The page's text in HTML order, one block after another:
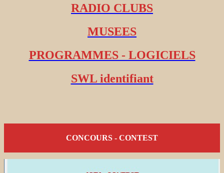
RADIO CLUBS
MUSEES
PROGRAMMES - LOGICIELS
SWL identifiant
CONCOURS - CONTEST